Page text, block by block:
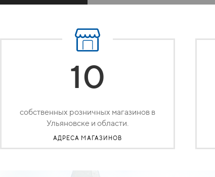
10
собственных розничных магазинов в
Ульяновске и области.
АДРЕСА МАГАЗИНОВ